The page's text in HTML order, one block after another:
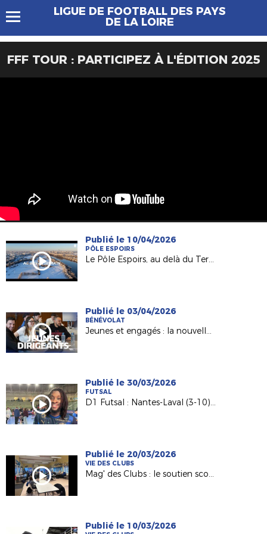
LIGUE DE FOOTBALL DES PAYS
DE LA LOIRE
FFF TOUR : PARTICIPEZ À L'ÉDITION 2025
Publié le 10/04/2026
PÔLE ESPOIRS
Le Pôle Espoirs, au delà du Terrain
Publié le 03/04/2026
BÉNÉVOLAT
Jeunes et engagés : la nouvelle génération de dirigeants
Publié le 30/03/2026
FUTSAL
D1 Futsal : Nantes-Laval (3-10), les réactions d’après match
Publié le 20/03/2026
VIE DES CLUBS
Mag' des Clubs : le soutien scolaire au sein de l'AS Saint-Hilaire Vihiers Saint-Paul
Publié le 10/03/2026